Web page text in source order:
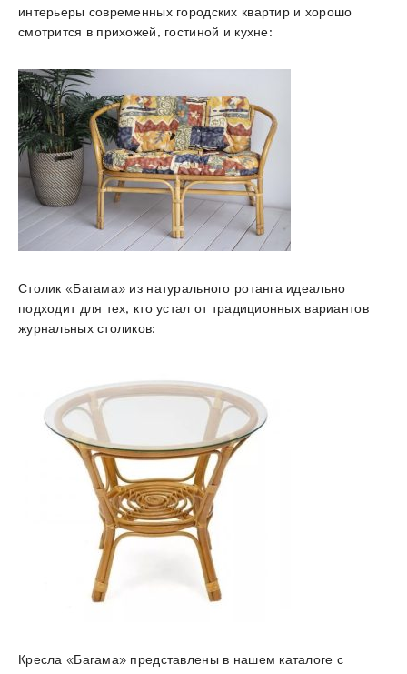
интерьеры современных городских квартир и хорошо
смотрится в прихожей, гостиной и кухне:
Столик «Багама» из натурального ротанга идеально
подходит для тех, кто устал от традиционных вариантов
журнальных столиков:
Кресла «Багама» представлены в нашем каталоге с